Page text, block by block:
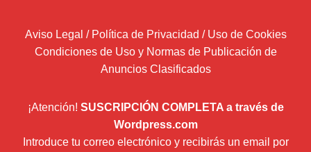
Aviso Legal / Política de Privacidad / Uso de Cookies
Condiciones de Uso y Normas de Publicación de
Anuncios Clasificados
¡Atención! SUSCRIPCIÓN COMPLETA a través de
Wordpress.com
Introduce tu correo electrónico y recibirás un email por